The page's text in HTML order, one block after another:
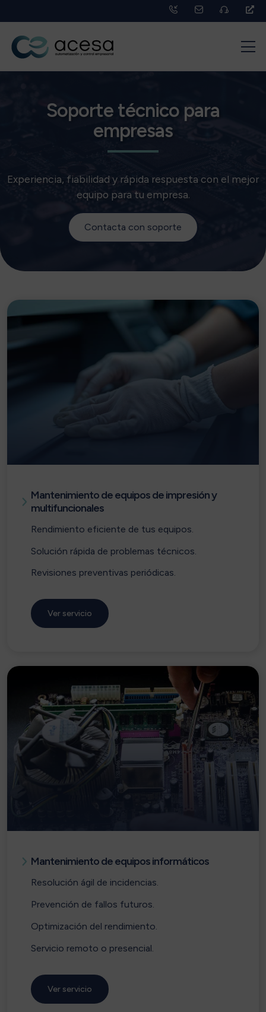
Soporte técnico para
empresas
Experiencia, fiabilidad y rápida respuesta con el mejor
equipo para tu empresa.
Contacta con soporte
Mantenimiento de equipos de impresión y
multifuncionales
Rendimiento eficiente de tus equipos.
Solución rápida de problemas técnicos.
Revisiones preventivas periódicas.
Ver servicio
Mantenimiento de equipos informáticos
Resolución ágil de incidencias.
Prevención de fallos futuros.
Optimización del rendimiento.
Servicio remoto o presencial.
Ver servicio